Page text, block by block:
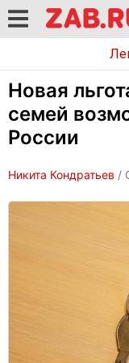
Новая
семей
России
Никита Кондратьев /